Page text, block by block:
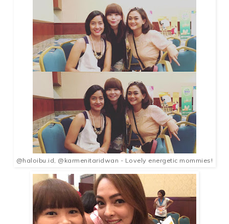
@haloibu.id, @karmenitaridwan - Lovely energetic mommies!